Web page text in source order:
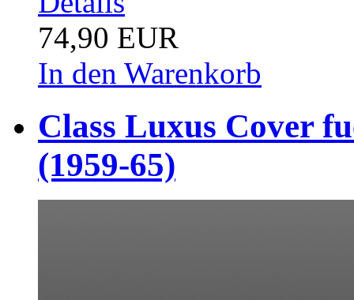
74,90 EUR
In den Warenkorb
Class Luxus Cover
(1959-65)